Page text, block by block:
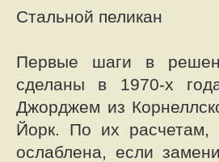
Стальной пеликан
Первые шаги в
сделаны в 1970-х
Джорджем из
Йорк. По их расчетам,
ослаблена, если